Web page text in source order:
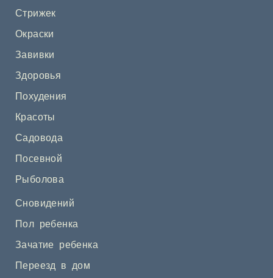
Стрижек
Окраски
Завивки
Здоровья
Похудения
Красоты
Садовода
Посевной
Рыболова
Сновидений
Пол ребенка
Зачатие ребенка
Переезд в дом